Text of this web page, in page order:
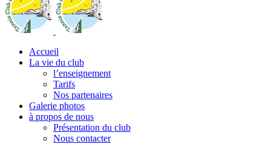
Accueil
La vie du club
l’enseignement
Tarifs
Nos partenaires
Galerie photos
à propos de nous
Présentation du club
Nous contacter